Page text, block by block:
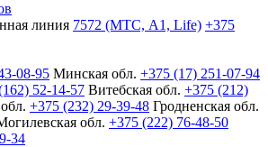
линия 7572 (МТС, A1, Life) +375
08-95 Минская обл. +375 (17) 251-07-94
52-14-57 Витебская обл. +375 (212)
+375 (232) 29-39-48 Гродненская обл.
обл. +375 (222) 76-48-50
34